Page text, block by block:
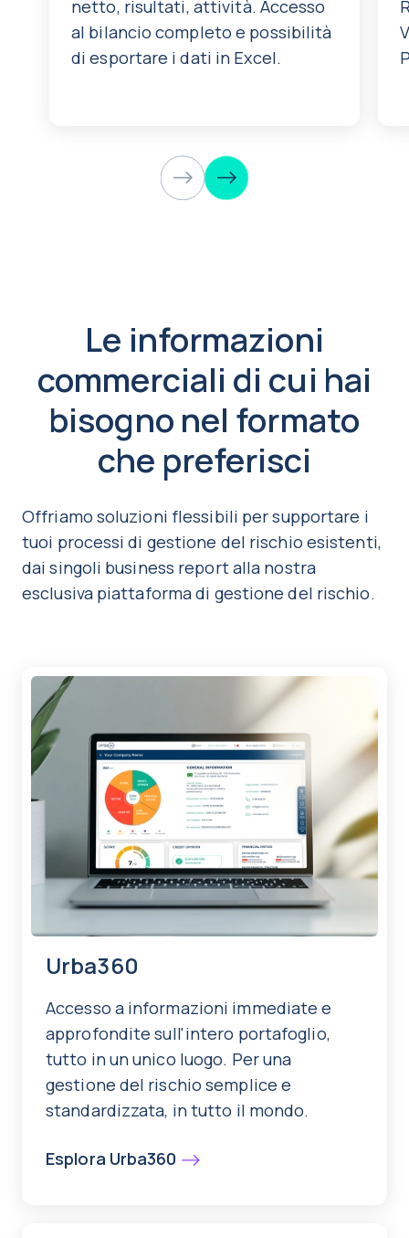
netto, risultati, attività. Accesso
al bilancio completo e possibilità
di esportare i dati in Excel.
Le informazioni
commerciali di cui hai
bisogno nel formato
che preferisci
Offriamo soluzioni flessibili per supportare i
tuoi processi di gestione del rischio esistenti,
dai singoli business report alla nostra
esclusiva piattaforma di gestione del rischio.
Urba360
Accesso a informazioni immediate e
approfondite sull'intero portafoglio,
tutto in un unico luogo. Per una
gestione del rischio semplice e
standardizzata, in tutto il mondo.
Esplora Urba360